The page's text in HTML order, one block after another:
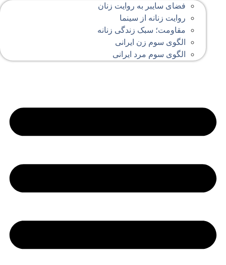
فضای سایبر به روایت زنان
روایت زنانه از سینما
مقاومت؛ سبک زندگی زنانه
الگوی سوم زن ایرانی
الگوی سوم مرد ایرانی